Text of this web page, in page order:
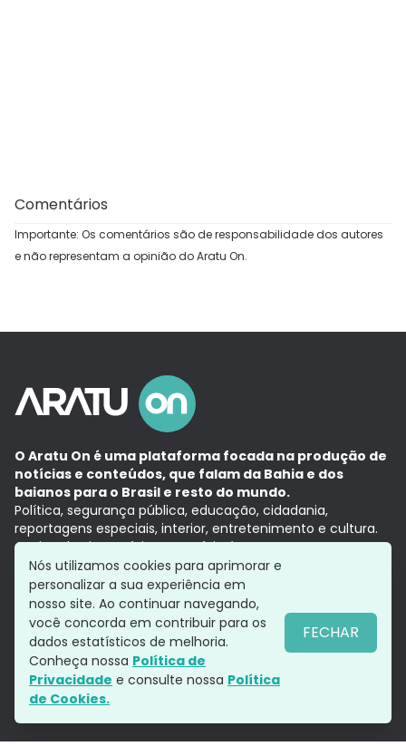
Comentários
Importante: Os comentários são de responsabilidade dos autores
e não representam a opinião do Aratu On.
O Aratu On é uma plataforma focada na produção de
notícias e conteúdos, que falam da Bahia e dos
baianos para o Brasil e resto do mundo.
Política, segurança pública, educação, cidadania,
reportagens especiais, interior, entretenimento e cultura.
Aqui, tudo vira notícia e a notícia é no tempo presente,
com a credibilidade do Grupo Aratu.
Grupo Aratu
Política de privacidade
Siga-nos
Nós utilizamos cookies para aprimorar e
personalizar a sua experiência em
nosso site. Ao continuar navegando,
você concorda em contribuir para os
dados estatísticos de melhoria.
Conheça nossa Política de
Privacidade e consulte nossa Política
de Cookies.
FECHAR